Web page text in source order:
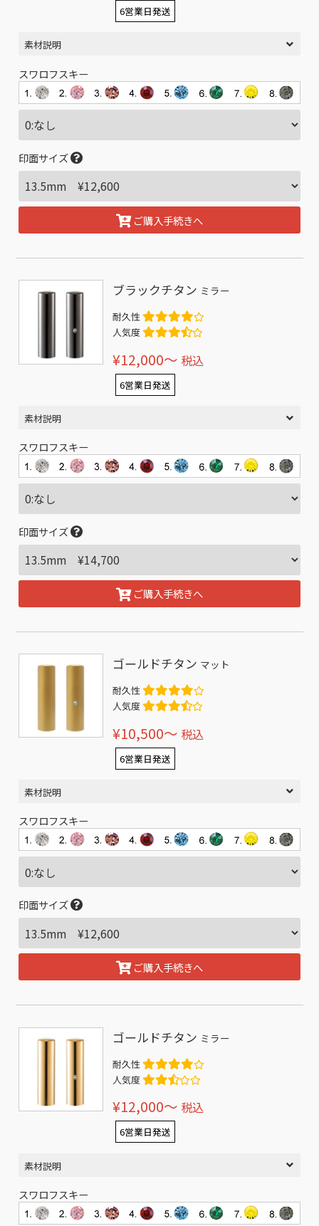
6営業日発送
素材説明
スワロフスキー
印面サイズ
ご購入手続きへ
ブラックチタン ミラー
耐久性
人気度
¥12,000〜 税込
6営業日発送
素材説明
スワロフスキー
印面サイズ
ご購入手続きへ
ゴールドチタン マット
耐久性
人気度
¥10,500〜 税込
6営業日発送
素材説明
スワロフスキー
印面サイズ
ご購入手続きへ
ゴールドチタン ミラー
耐久性
人気度
¥12,000〜 税込
6営業日発送
素材説明
スワロフスキー